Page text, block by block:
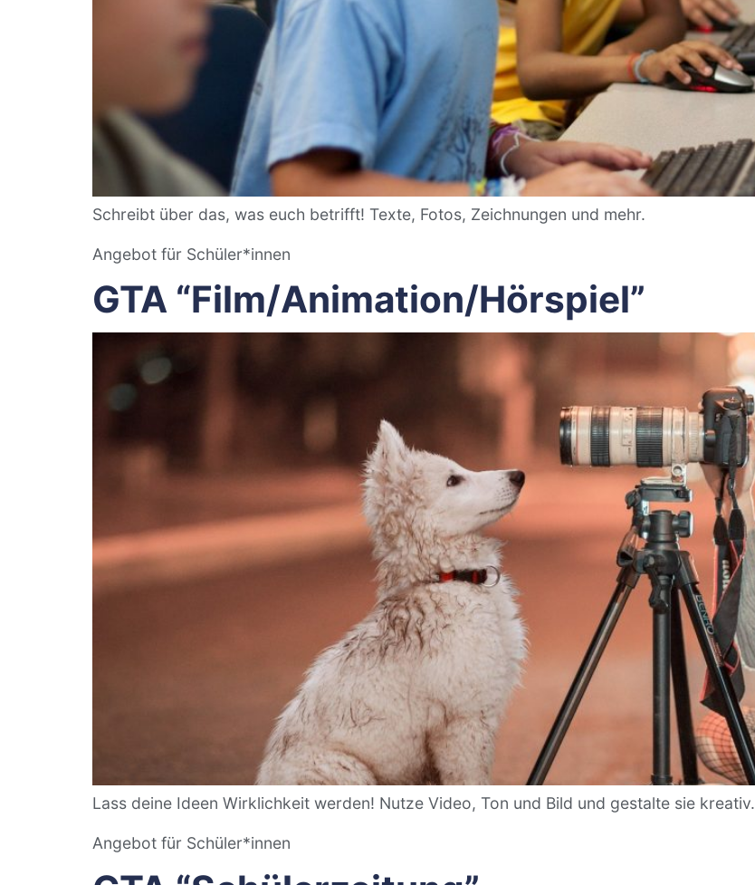
Schreibt über das, was euch betrifft! Texte, Fotos, Zeichnungen und mehr.
Angebot für Schüler*innen
GTA “Film/Animation/Hörspiel”
Lass deine Ideen Wirklichkeit werden! Nutze Video, Ton und Bild und gestalte sie kreativ.
Angebot für Schüler*innen